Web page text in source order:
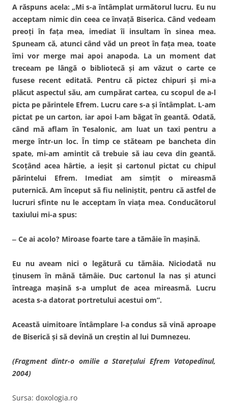
A răspuns acela: „Mi s-a întâmplat următorul lucru. Eu nu
acceptam nimic din ceea ce învață Biserica. Când vedeam
preoți în fața mea, imediat îi insultam în sinea mea.
Spuneam că, atunci când văd un preot în fața mea, toate
îmi vor merge mai apoi anapoda. La un moment dat
treceam pe lângă o bibliotecă și am văzut o carte ce
fusese recent editată. Pentru că pictez chipuri și mi-a
plăcut aspectul său, am cumpărat cartea, cu scopul de a-l
picta pe părintele Efrem. Lucru care s-a și întâmplat. L-am
pictat pe un carton, iar apoi l-am băgat în geantă. Odată,
când mă aflam în Tesalonic, am luat un taxi pentru a
merge într-un loc. În timp ce stăteam pe bancheta din
spate, mi-am amintit că trebuie să iau ceva din geantă.
Scoţând acea hârtie, a ieșit şi cartonul pictat cu chipul
părintelui Efrem. Imediat am simţit o mireasmă
puternică. Am început să fiu neliniştit, pentru că astfel de
lucruri sfinte nu le acceptam în viaţa mea. Conducătorul
taxiului mi-a spus:
‒ Ce ai acolo? Miroase foarte tare a tămâie în mașină.
Eu nu aveam nici o legătură cu tămâia. Niciodată nu
ținusem în mână tămâie. Duc cartonul la nas și atunci
întreaga mașină s-a umplut de acea mireasmă. Lucru
acesta s-a datorat portretului acestui om”.
Această uimitoare întâmplare l-a condus să vină aproape
de Biserică și să devină un creștin al lui Dumnezeu.
(Fragment dintr-o omilie a Starețului Efrem Vatopedinul,
2004)
Sursa: doxologia.ro